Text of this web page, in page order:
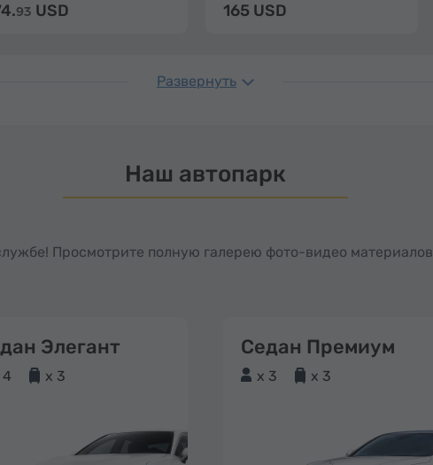
93 USD 165 USD
Развернуть
Наш автопарк
Просмотрите полную галерею фото-видео материалов
Элегант
4 x 3
Седан Премиум
x 3 x 3